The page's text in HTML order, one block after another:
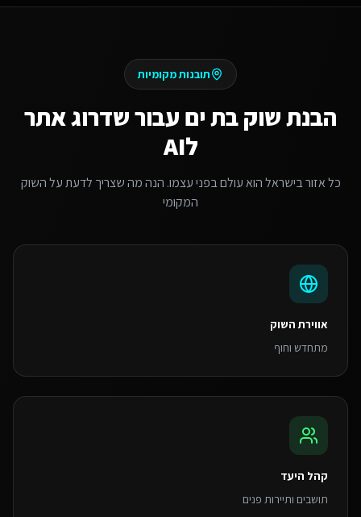
תובנות מקומיות
הבנת שוקבת ים עבורשדרוג אתר
לAI
כל אזור בישראל הוא עולם בפני עצמו. הנה מה שצריך לדעת על השוק
המקומי
אווירת השוק
מתחדש וחוף
קהל היעד
תושבים ותיירות פנים